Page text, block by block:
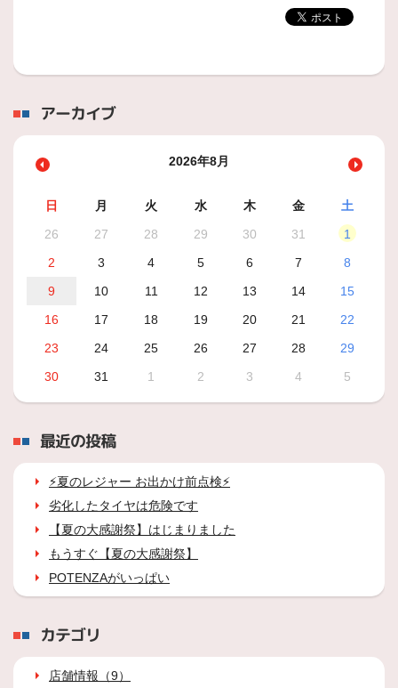
アーカイブ
2026年8月
日 月 火 水 木 金
土
26
27 28 29 30 31
1
2
3 4 5 6 7
8
9
10 11 12 13 14
15
16
17 18 19 20 21
22
23
24 25 26 27 28
29
30
31 1 2 3 4 5
最近の投稿
⚡夏のレジャー お出かけ前点検⚡
劣化したタイヤは危険です
【夏の大感謝祭】はじまりました
もうすぐ【夏の大感謝祭】
POTENZAがいっぱい
カテゴリ
店舗情報（9）